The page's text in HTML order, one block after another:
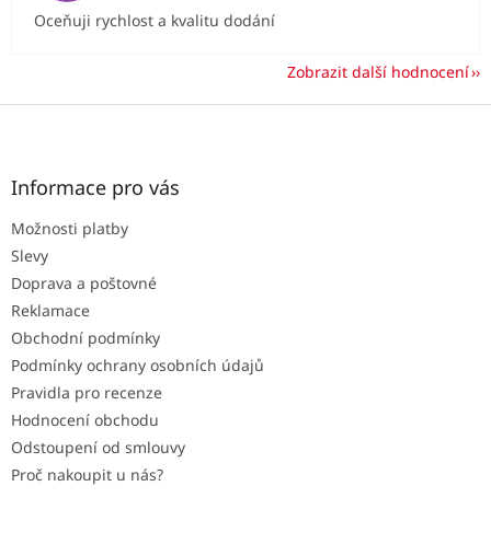
Oceňuji rychlost a kvalitu dodání
Zobrazit další hodnocení
Z
Informace pro vás
Možnosti platby
Slevy
Doprava a poštovné
Reklamace
Obchodní podmínky
Podmínky ochrany osobních údajů
Pravidla pro recenze
Hodnocení obchodu
Odstoupení od smlouvy
Proč nakoupit u nás?